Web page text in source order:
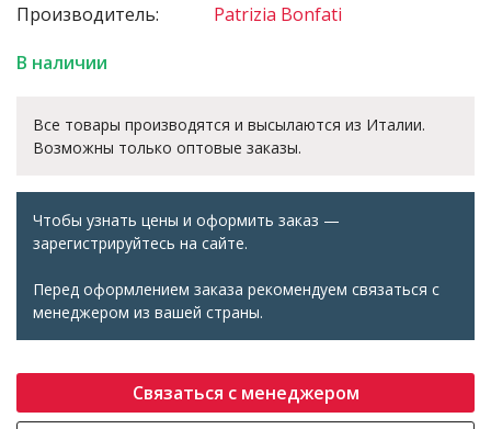
Производитель:
Patrizia Bonfati
В наличии
Все товары производятся и высылаются из Италии.
Возможны только оптовые заказы.
Чтобы узнать цены и оформить заказ —
зарегистрируйтесь на сайте.
Перед оформлением заказа рекомендуем связаться с
менеджером из вашей страны.
Связаться с менеджером